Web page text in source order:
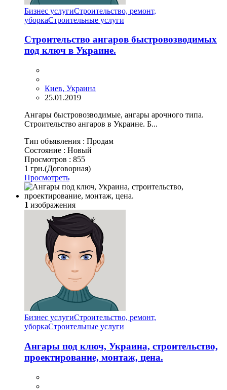
Бизнес услугиСтроительство, ремонт,
уборкаCтроительные услуги
Строительство ангаров быстровозводимых
под ключ в Украине.
Киев, Украина
25.01.2019
Ангары быстровозводимые, ангары арочного типа.
Строительство ангаров в Украине. Б...
Тип объявления : Продам
Состояние : Новый
Просмотров : 855
1 грн.(Договорная)
Просмотреть
1 изображения
Бизнес услугиСтроительство, ремонт,
уборкаCтроительные услуги
Ангары под ключ, Украина, строительство,
проектирование, монтаж, цена.